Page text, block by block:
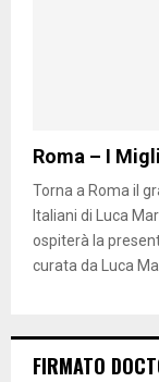
Roma – I
Torna a Roma il
Italiani di Luca
ospiterà la
curata da Luca
FIRMATO